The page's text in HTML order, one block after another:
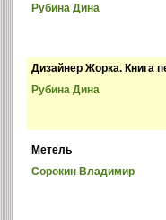
Рубина Дина
Дизайнер Жорка. Книга
Рубина Дина
Метель
Сорокин Владимир